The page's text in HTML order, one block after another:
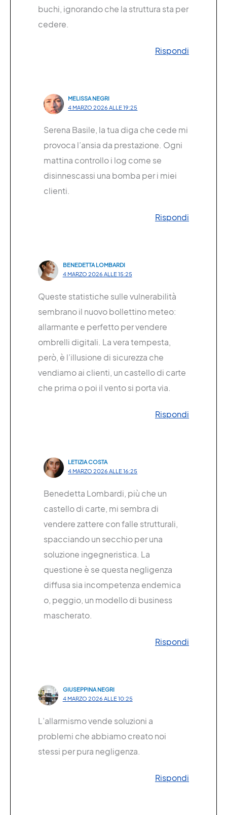
buchi, ignorando che la struttura sta per
cedere.
Rispondi
MELISSA NEGRI
4 MARZO 2026 ALLE 19:25
Serena Basile, la tua diga che cede mi
provoca l’ansia da prestazione. Ogni
mattina controllo i log come se
disinnescassi una bomba per i miei
clienti.
Rispondi
BENEDETTA LOMBARDI
4 MARZO 2026 ALLE 15:25
Queste statistiche sulle vulnerabilità
sembrano il nuovo bollettino meteo:
allarmante e perfetto per vendere
ombrelli digitali. La vera tempesta,
però, è l’illusione di sicurezza che
vendiamo ai clienti, un castello di carte
che prima o poi il vento si porta via.
Rispondi
LETIZIA COSTA
4 MARZO 2026 ALLE 16:25
Benedetta Lombardi, più che un
castello di carte, mi sembra di
vendere zattere con falle strutturali,
spacciando un secchio per una
soluzione ingegneristica. La
questione è se questa negligenza
diffusa sia incompetenza endemica
o, peggio, un modello di business
mascherato.
Rispondi
GIUSEPPINA NEGRI
4 MARZO 2026 ALLE 10:25
L’allarmismo vende soluzioni a
problemi che abbiamo creato noi
stessi per pura negligenza.
Rispondi